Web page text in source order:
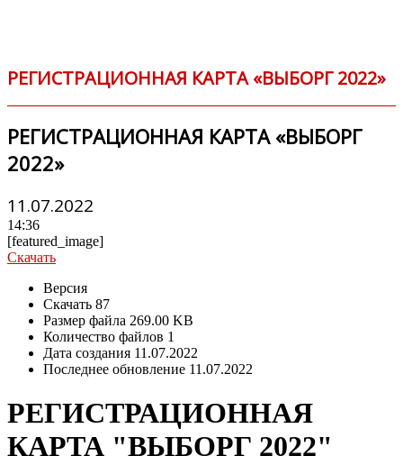
РЕГИСТРАЦИОННАЯ КАРТА «ВЫБОРГ 2022»
РЕГИСТРАЦИОННАЯ КАРТА «ВЫБОРГ
2022»
11.07.2022
14:36
[featured_image]
Скачать
Версия
Скачать 87
Размер файла 269.00 KB
Количество файлов 1
Дата создания 11.07.2022
Последнее обновление 11.07.2022
РЕГИСТРАЦИОННАЯ
КАРТА "ВЫБОРГ 2022"